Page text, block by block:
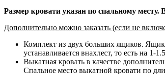
Размер кровати указан по спальному
Дополнительно можно заказать (если не
Комплект из двух больших ящиков.
устанавливается внахлест, то есть на
Выкатная кровать в качестве
Спальное место выкатной кровати по